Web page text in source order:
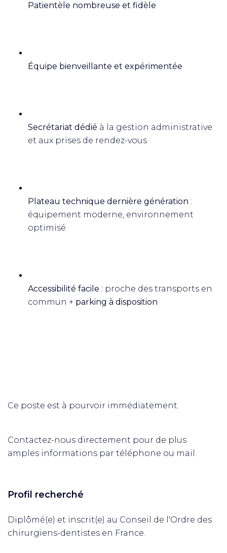
Patientèle nombreuse et fidèle
Équipe bienveillante et expérimentée
Secrétariat dédié à la gestion administrative
et aux prises de rendez-vous
Plateau technique dernière génération :
équipement moderne, environnement
optimisé
Accessibilité facile : proche des transports en
commun + parking à disposition
Ce poste est à pourvoir immédiatement.
Contactez-nous directement pour de plus
amples informations par téléphone ou mail.
Profil recherché
Diplômé(e) et inscrit(e) au Conseil de l'Ordre des
chirurgiens-dentistes en France.